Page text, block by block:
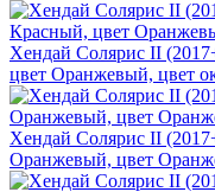
Хендай Солярис II
цвет Оранжевый, цвет
Хендай Солярис II
Оранжевый, цвет